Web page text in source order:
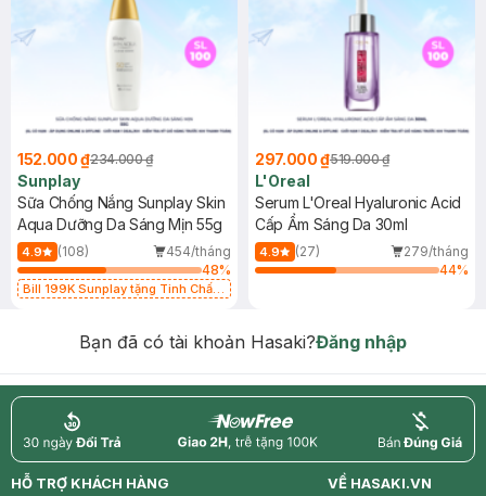
152.000 ₫234.000 ₫
Sunplay
Sữa Chống Nắng Sunplay Skin
Aqua Dưỡng Da Sáng Mịn 55g
4.9 (108)
454/tháng
48%
Bill 199K Sunplay tặng Tinh Chất
297.000 ₫519.000 ₫
L'Oreal
Serum L'Oreal Hyaluronic Acid
Cấp Ẩm Sáng Da 30ml
4.9 (27)
279/tháng
44%
Bạn đã có tài khoản Hasaki?Đăng nhập
return nowfree price
HỖ TRỢ KHÁCH HÀNG
VỀ HASAKI.VN